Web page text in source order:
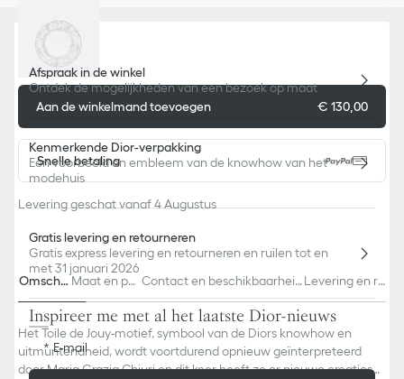
Aan de winkelmand toevoegen € 130,00
Snelle betaling
Levering geschat vanaf 4 Augustus
Omschrij
ving
Maat en pas
vorm
Contact en beschikbaarheid
in de winkel
Levering en re
touren
Het Toile de Jouy-motief, symbool van de Diors knowhow en
uitmuntendheid, wordt voortdurend opnieuw geïnterpreteerd
door Maria Grazia Chiuri en dit keer heeft ze er nieuwe creaties
Afspraak in de winkel
Ontdek de mogelijkheden van een bezoek op maat
Kenmerkende Dior-verpakking
Een voorbeeld en embleem van de knowhow van het
modehuis
Gratis levering en retourneren
Gratis express levering en retourneren en ruilen tot en
met 31 januari 2026
Inspireer me met al het laatste Dior-nieuws
E-mail